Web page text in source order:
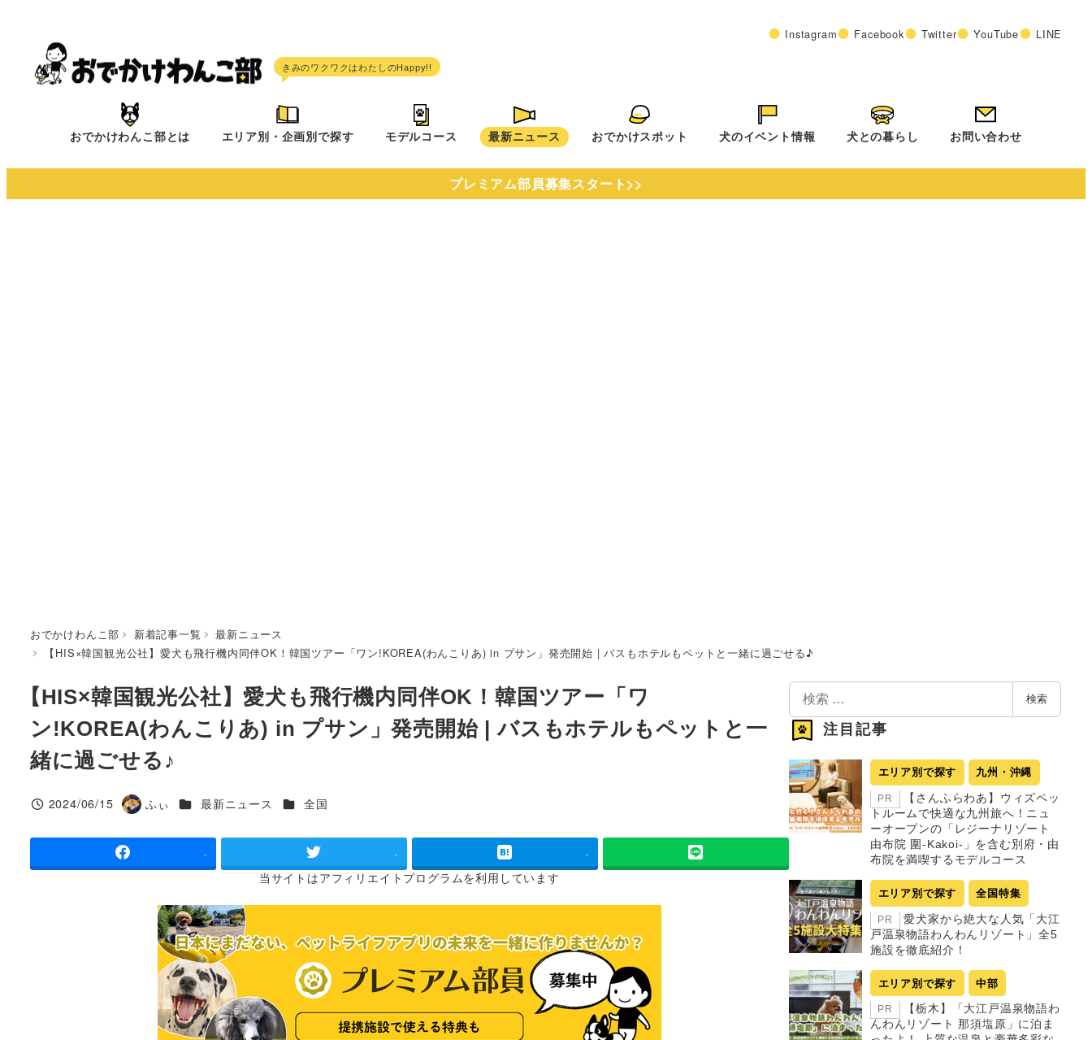
へ
Instagram Facebook Twitter YouTube LINE
おでかけわんこ部とは エリア別・企画別で探す モデルコース 最新ニュース おでかけスポット 犬のイベント情報 犬との暮らし お問い合わせ
プレミアム部員募集スタート>>
おでかけわんこ部 新着記事一覧
最新ニュース
【HIS×韓国観光公社】愛犬も飛行機内同伴OK！韓国ツアー「ワン!KOREA(わんこりあ) in プサン」発売開始 | バスもホテルもペットと一緒に過ごせる♪
【HIS×韓国観光公社】愛犬も飛行機内同伴OK！韓国ツアー「ワ
ン!KOREA(わんこりあ) in プサン」発売開始 | バスもホテルもペットと一
緒に過ごせる♪
投稿日
2024/06/15
著
ふぃ カテゴリー
最新ニュース カテゴリー
全国
- - -
当サイトはアフィリエイトプログラムを利用しています
検
索
検索
注目記事
エリア別で探す 九州・沖縄
PR
【さんふらわあ】ウィズペッ
トルームで快適な九州旅へ！ニュ
ーオープンの「レジーナリゾート
由布院 圍-Kakoi-」を含む別府・由
布院を満喫するモデルコース
エリア別で探す 全国特集
PR
愛犬家から絶大な人気「大江
戸温泉物語わんわんリゾート」全5
施設を徹底紹介！
エリア別で探す 中部
PR
【栃木】「大江戸温泉物語わ
んわんリゾート 那須塩原」に泊ま